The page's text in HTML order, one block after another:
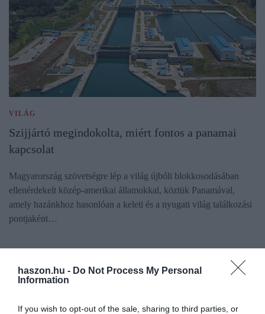
haszon.hu - Do Not Process My Personal
Information
If you wish to opt-out of the sale, sharing to third parties, or
VILÁG
Szijjártó megindokolta, miért fontos a panamai
kapcsolat
Magyarország szövetségre lép a világ újbóli blokkosodásában
ellenérdekelt közép-amerikai államokkal, köztük Panamával,
amely hazánkhoz hasonlóan a keleti és a nyugati világ találkozási
pontjaként…